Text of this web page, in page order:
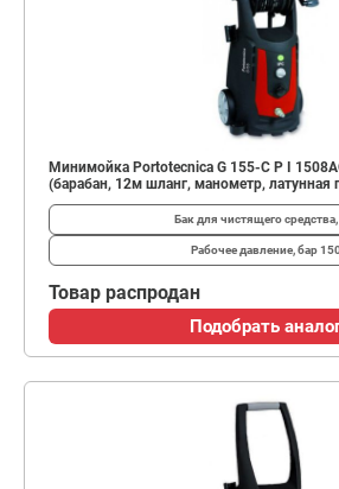
Минимойка Portotecnica G 155-C P I
(барабан, 12м шланг, манометр, латунная
Бак для чистящего средства,
Рабочее давление, бар
Товар распродан
Подобрать